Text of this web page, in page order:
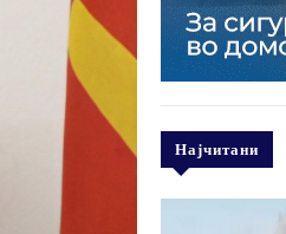
Најчитани